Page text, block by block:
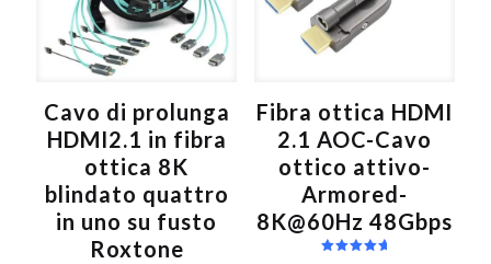
Cavo di prolunga
HDMI2.1 in fibra
ottica 8K
blindato quattro
in uno su fusto
Roxtone
Fibra ottica HDMI
2.1 AOC-Cavo
ottico attivo-
Armored-
8K@60Hz 48Gbps